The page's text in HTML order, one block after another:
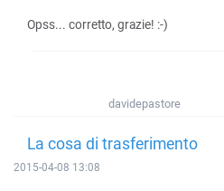
Opss... corretto, grazie! :-)
davidepastore
La cosa di trasferimento
2015-04-08 13:08